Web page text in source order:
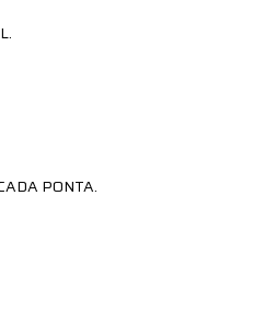
PONTA.